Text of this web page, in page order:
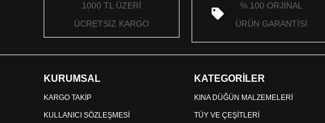
1000 TL ÜZERİ
ÜCRETSİZ KARGO
% 100 ORJİNAL
ÜRÜN GARANTİSİ
KURUMSAL
KARGO TAKİP
KULLANICI SÖZLEŞMESİ
KATEGORİLER
KINA DÜĞÜN MALZEMELERİ
TÜY VE ÇEŞİTLERİ